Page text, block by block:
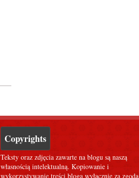
Copyrights
Teksty oraz zdjęcia zawarte na blogu są naszą
własnością intelektualną. Kopiowanie i
wykorzystywanie treści bloga wyłącznie za zgodą